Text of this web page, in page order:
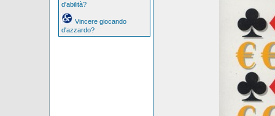
d'abilità?
Vincere giocando
d'azzardo?